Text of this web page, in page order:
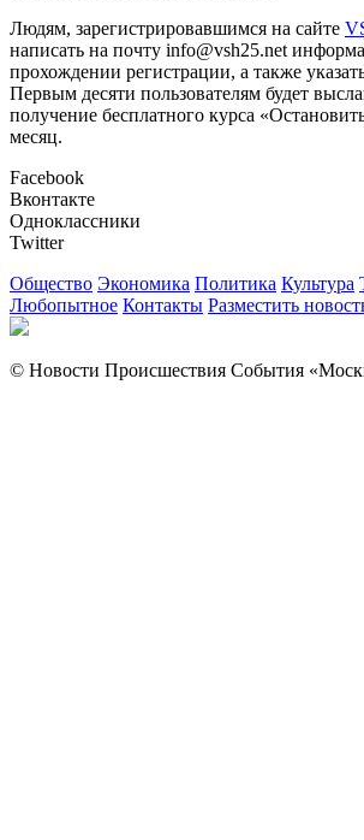
Людям, зарегистрировавшимся на сайте
написать на почту info@vsh25.net
прохождении регистрации, а также
Первым десяти пользователям будет
получение бесплатного курса
месяц.
Facebook
Вконтакте
Одноклассники
Twitter
Общество Экономика Политика Культура
Любопытное Контакты Разместить
© Новости Происшествия События